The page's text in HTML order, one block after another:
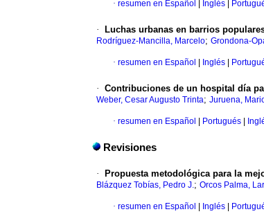
· resumen en Español Inglés
· Luchas urbanas en barrios
Rodríguez-Mancilla, Marcelo; Grondona-
· resumen en Español Inglés
· Contribuciones de un hospital día
Weber, Cesar Augusto Trinta; Juruena,
· resumen en Español Portugués
Revisiones
· Propuesta metodológica para la
Blázquez Tobías, Pedro J.; Orcos Palma,
· resumen en Español Inglés